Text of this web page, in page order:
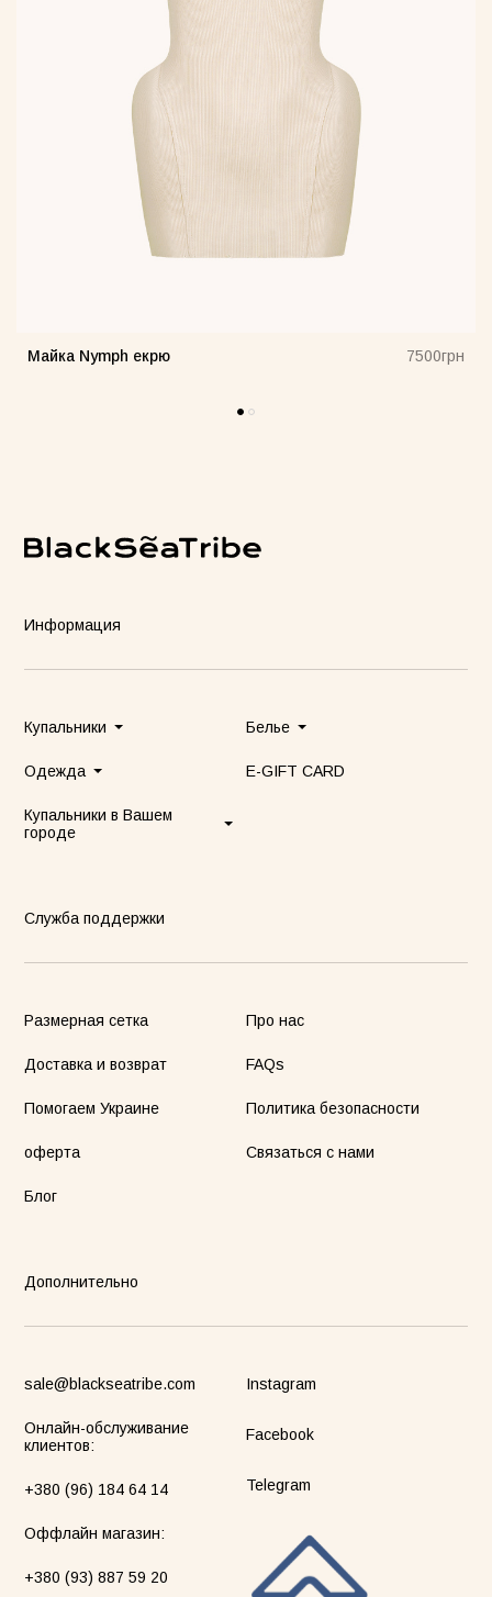
Майка Nymph екрю 7500грн
Информация
Купальники Белье
Одежда E-GIFT CARD
Купальники в Вашем
городе
Служба поддержки
Размерная сетка Про нас
Доставка и возврат FAQs
Помогаем Украине Политика безопасности
оферта Связаться с нами
Блог
Дополнительно
sale@blackseatribe.com
Онлайн-обслуживание
клиентов:
+380 (96) 184 64 14
Оффлайн магазин:
+380 (93) 887 59 20
Instagram
Facebook
Telegram